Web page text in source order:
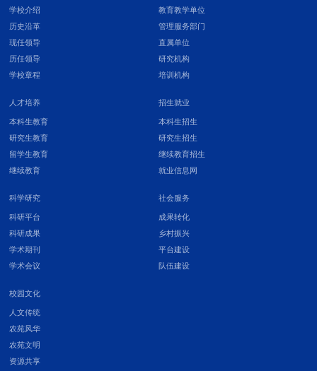
学校介绍
历史沿革
现任领导
历任领导
学校章程
教育教学单位
管理服务部门
直属单位
研究机构
培训机构
人才培养
本科生教育
研究生教育
留学生教育
继续教育
招生就业
本科生招生
研究生招生
继续教育招生
就业信息网
科学研究
科研平台
科研成果
学术期刊
学术会议
社会服务
成果转化
乡村振兴
平台建设
队伍建设
校园文化
人文传统
农苑风华
农苑文明
资源共享